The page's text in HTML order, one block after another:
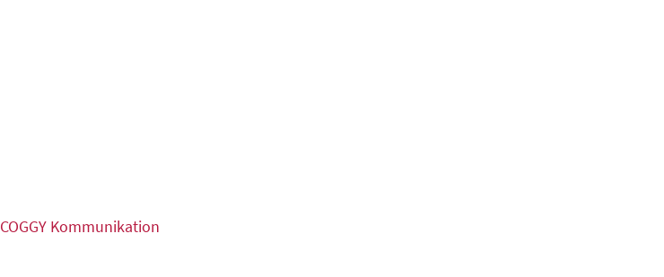
COGGY Kommunikation